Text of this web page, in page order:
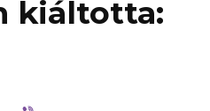
kiáltotta: